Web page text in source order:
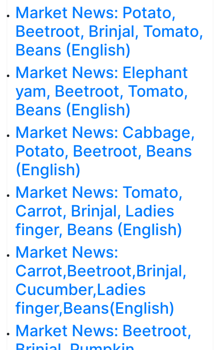
Market News: Potato,
Beetroot, Brinjal, Tomato,
Beans (English)
Market News: Elephant
yam, Beetroot, Tomato,
Beans (English)
Market News: Cabbage,
Potato, Beetroot, Beans
(English)
Market News: Tomato,
Carrot, Brinjal, Ladies
finger, Beans (English)
Market News:
Carrot,Beetroot,Brinjal,
Cucumber,Ladies
finger,Beans(English)
Market News: Beetroot,